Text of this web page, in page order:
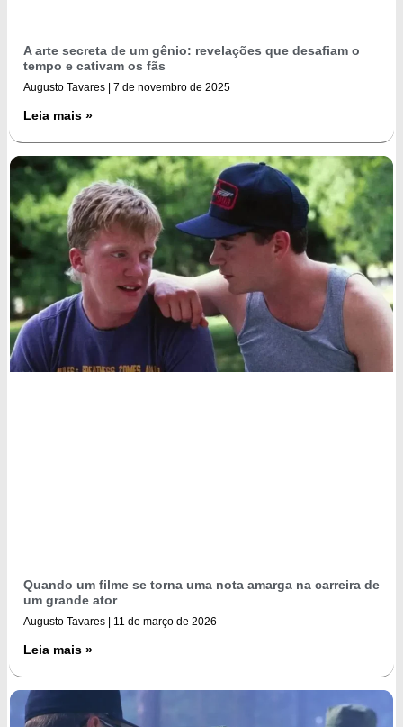
A arte secreta de um gênio: revelações que desafiam o
tempo e cativam os fãs
Augusto Tavares 7 de novembro de 2025
Leia mais »
Quando um filme se torna uma nota amarga na carreira de
um grande ator
Augusto Tavares 11 de março de 2026
Leia mais »